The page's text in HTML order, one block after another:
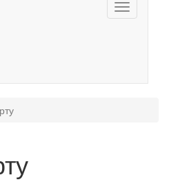
Toggle
navigation